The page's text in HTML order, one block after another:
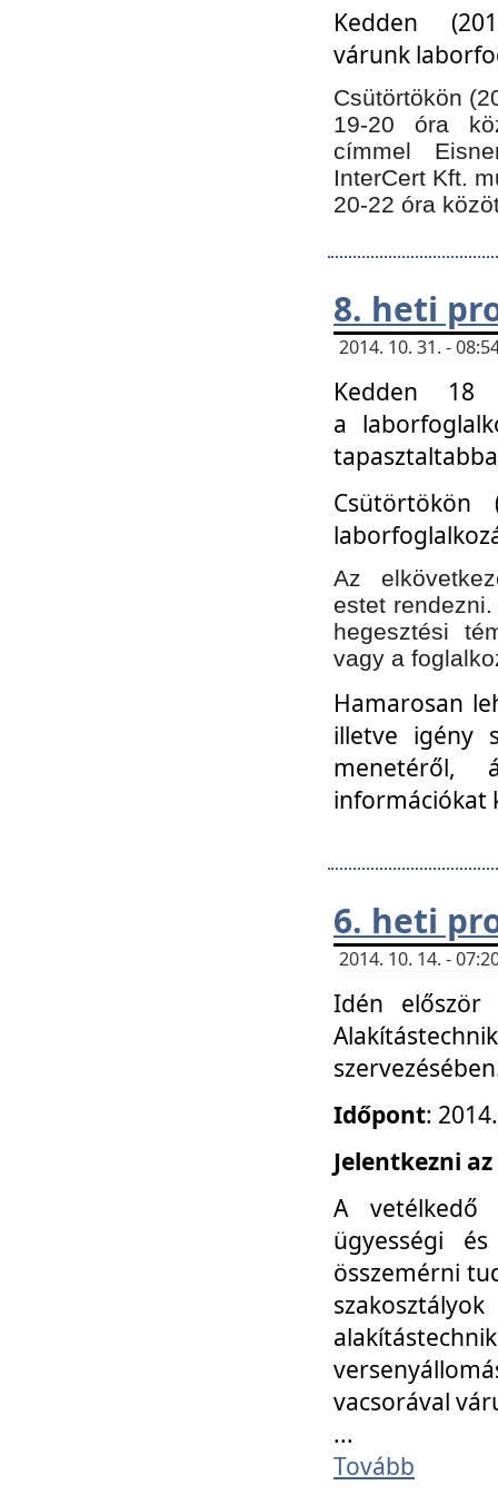
Kedden
várunk
Csütörtökön
19-20 óra
címmel
InterCert Kft.
20-22 óra
8. heti
2014. 10. 31. -
Kedden 18
a
Az
estet
hegesztési
vagy a
Hamarosan
illetve igény
menetéről,
információkat
6. heti
2014. 10. 14. -
Idén
Időpont:
Jelentkezni az
A vetélkedő
ügyességi
összemérni
vacsorával
...
Tovább